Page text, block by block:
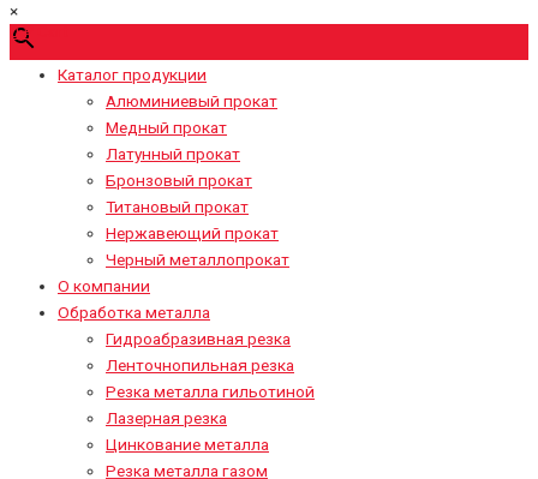
×
0₽
Каталог продукции
Алюминиевый прокат
Медный прокат
Латунный прокат
Бронзовый прокат
Титановый прокат
Нержавеющий прокат
Черный металлопрокат
О компании
Обработка металла
Гидроабразивная резка
Ленточнопильная резка
Резка металла гильотиной
Лазерная резка
Цинкование металла
Резка металла газом